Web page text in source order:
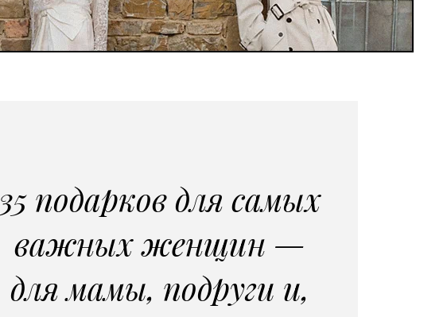
35 подарков для самых
важных женщин —
для мамы, подруги и,